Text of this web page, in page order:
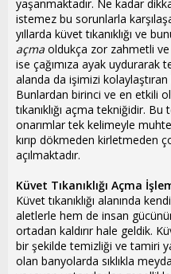
yaşanmaktadır. Ne kadar
istemez bu sorunlarla
yıllarda küvet tıkanıklığı ve
açma oldukça zor zahmetli
ise çağımıza ayak uydurarak
alanda da işimizi
Bunlardan birinci ve en etkili
tıkanıklığı açma tekniğidir.
onarımlar tek kelimeyle
kırıp dökmeden kirletmeden
açılmaktadır.
Küvet Tıkanıklığı Açma
Küvet tıkanıklığı alanında
aletlerle hem de insan
ortadan kaldırır hale geldik.
bir şekilde temizliği ve tamiri
olan banyolarda sıklıkla